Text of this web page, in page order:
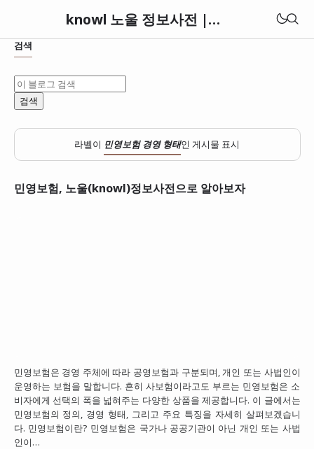
knowl 노울 정보사전 | 세상의 모든 정보와 지식 아카이브
검색
라벨이 민영보험 경영 형태인 게시물 표시
민영보험, 노울(knowl)정보사전으로 알아보자
민영보험은 경영 주체에 따라 공영보험과 구분되며, 개인 또는 사법인이
운영하는 보험을 말합니다. 흔히 사보험이라고도 부르는 민영보험은 소
비자에게 선택의 폭을 넓혀주는 다양한 상품을 제공합니다. 이 글에서는
민영보험의 정의, 경영 형태, 그리고 주요 특징을 자세히 살펴보겠습니
다. 민영보험이란? 민영보험은 국가나 공공기관이 아닌 개인 또는 사법
인이…